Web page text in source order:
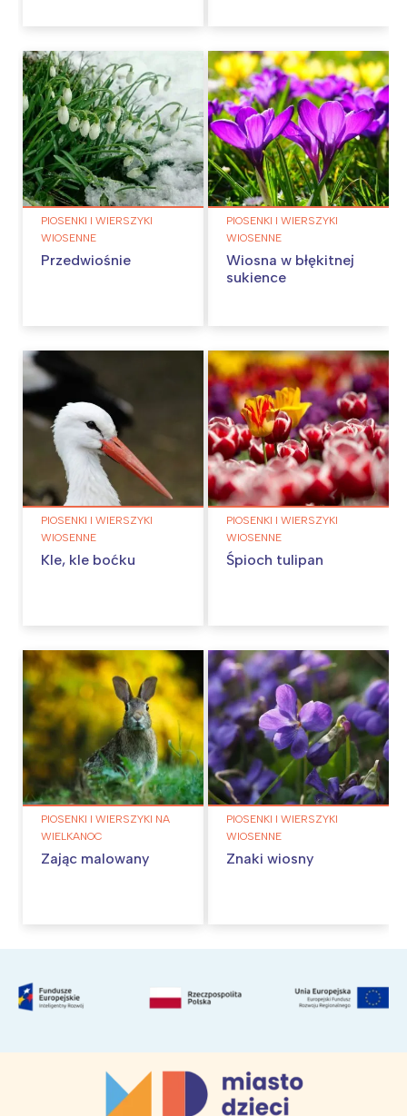
PIOSENKI I WIERSZYKI
WIOSENNE
Przedwiośnie
PIOSENKI I WIERSZYKI
WIOSENNE
Wiosna w błękitnej
sukience
PIOSENKI I WIERSZYKI
WIOSENNE
Kle, kle boćku
PIOSENKI I WIERSZYKI
WIOSENNE
Śpioch tulipan
PIOSENKI I WIERSZYKI NA
WIELKANOC
Zając malowany
PIOSENKI I WIERSZYKI
WIOSENNE
Znaki wiosny